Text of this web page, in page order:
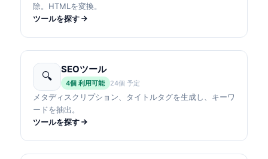
除。HTMLを変換。
ツールを探す
🔍
SEOツール
4個 利用可能 24個 予定
メタディスクリプション、タイトルタグを生成し、キーワ
ードを抽出。
ツールを探す